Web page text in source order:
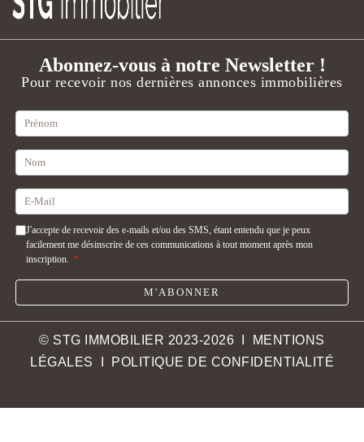
Abonnez-vous à notre Newsletter !
Pour recevoir nos dernières annonces immobilières
J'accepte de recevoir des e-mails et/ou des SMS, étant entendu que je peux
facilement me désinscrire de ces communications à tout moment après mon
inscription. *
M'ABONNER
© STG IMMOBILIER 2023-2026 I
MENTIONS
LÉGALES
POLITIQUE DE CONFIDENTIALITÉ